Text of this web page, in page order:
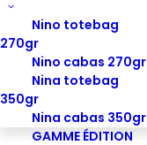
Nino totebag
270gr
Nino cabas 270gr
Nina totebag
350gr
Nina cabas 350gr
GAMME ÉDITION
NEWSLETTER
E-mail